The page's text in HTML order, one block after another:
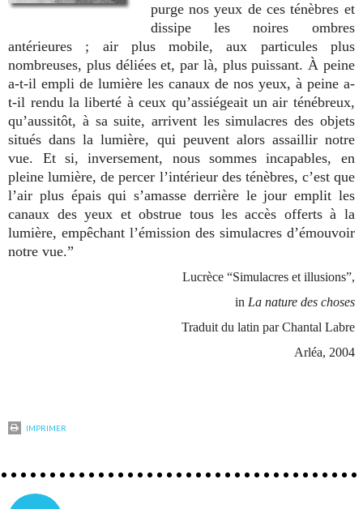
purge nos yeux de ces ténèbres et
dissipe les noires ombres
antérieures ; air plus mobile, aux particules plus
nombreuses, plus déliées et, par là, plus puissant. À peine
a-t-il empli de lumière les canaux de nos yeux, à peine a-
t-il rendu la liberté à ceux qu’assiégeait un air ténébreux,
qu’aussitôt, à sa suite, arrivent les simulacres des objets
situés dans la lumière, qui peuvent alors assaillir notre
vue. Et si, inversement, nous sommes incapables, en
pleine lumière, de percer l’intérieur des ténèbres, c’est que
l’air plus épais qui s’amasse derrière le jour emplit les
canaux des yeux et obstrue tous les accès offerts à la
lumière, empêchant l’émission des simulacres d’émouvoir
notre vue.”
Lucrèce “Simulacres et illusions”,
in La nature des choses
Traduit du latin par Chantal Labre
Arléa, 2004
IMPRIMER